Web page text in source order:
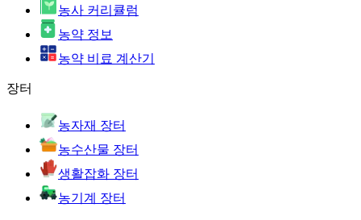
농사 커리큘럼
농약 정보
농약 비료 계산기
장터
농자재 장터
농수산물 장터
생활잡화 장터
농기계 장터